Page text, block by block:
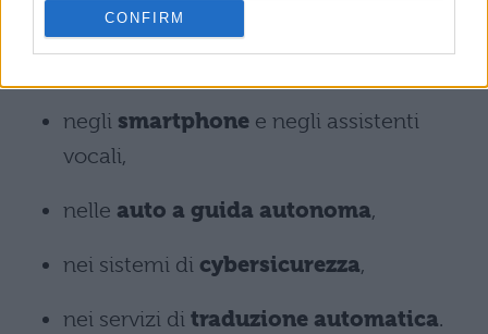
CONFIRM
L’intelligenza artificiale è ormai
negli smartphone e negli assistenti
vocali,
nelle auto a guida autonoma,
nei sistemi di cybersicurezza,
nei servizi di traduzione automatica.